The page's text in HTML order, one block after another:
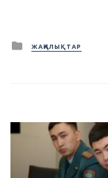
Posted
in
ЖАҢАЛЫҚТАР